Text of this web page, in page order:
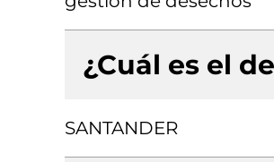
¿Cuál es el
SANTANDER